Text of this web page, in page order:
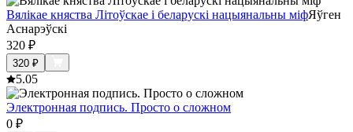
Вялікае княства Літоўскае і беларускі нацыянальны міфЯўген
Аснарэўскі
320 ₽
320 ₽
5.05
Электронная подпись. Просто о сложном
0 ₽